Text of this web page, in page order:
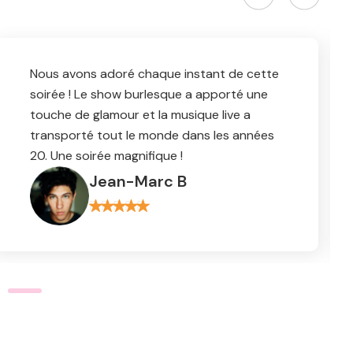
Thomas D
Merci à toute l’équipe pour cette soirée
fabuleuse. L’orchestre de jazz live a mis une
ambiance magique et l’atelier de danse a
été un succès. Nos invités parlent encore
de cette soirée !